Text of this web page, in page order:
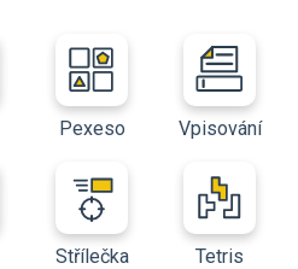
Pexeso Vpisování
Střílečka Tetris